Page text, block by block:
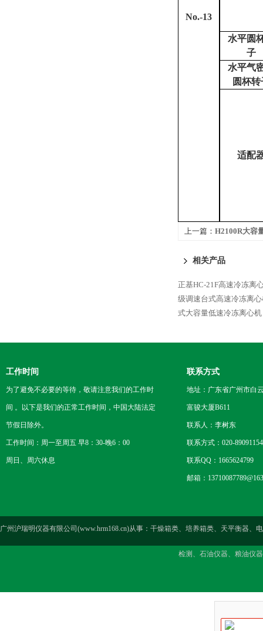
No.-13
水平圆
子
水平气
圆杯转
适配
上一篇： H2100R大容
相关产品
正基HC-21F高速冷冻离
级调速台式高速冷冻离
式大容量低速冷冻离心机
工作时间
为了避免不必要的等待，敬请注意我们的工作时
间 。以下是我们的正常工作时间，中国大陆法定
节假日除外。
工作时间：周一至周五 早8：30-晚6：00
周日、周六休息
联系方式
地址：广东省广州市白
富骏大厦B611
联系人：李树东
联系方式：020-89091154
联系QQ：1665624799
邮箱：
广州沪瑞明仪器有限公司(www.hrm168.cn)从事：干燥箱类、培养箱类、天平衡器
检测、石油仪器、粮油仪